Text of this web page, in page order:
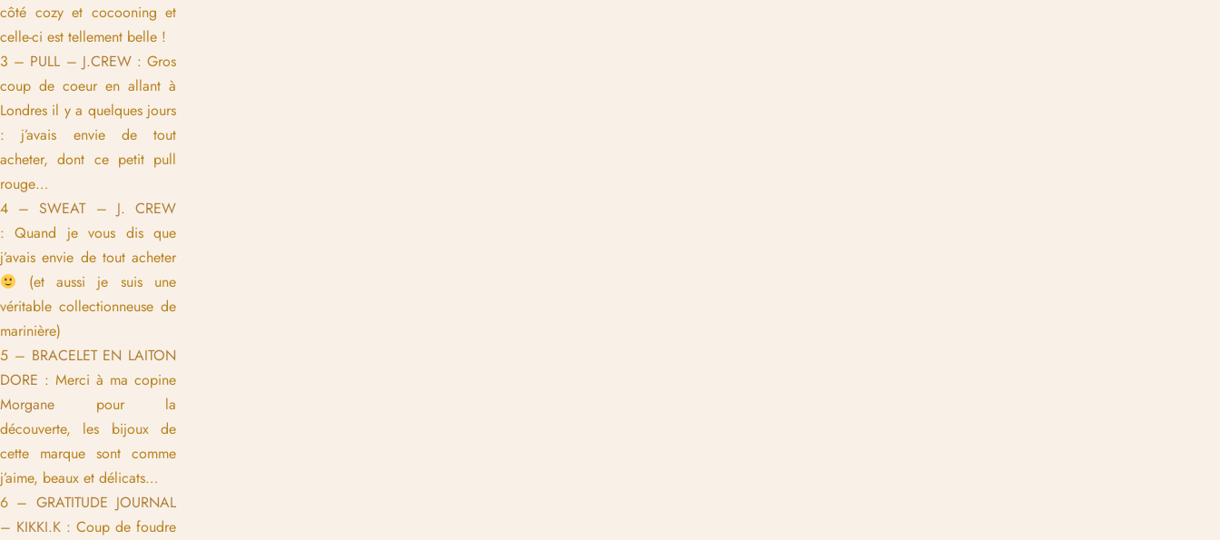
côté cozy et cocooning et
celle-ci est tellement belle !
3 – PULL – J.CREW: Gros
coup de coeur en allant à
Londres il y a quelques jours
: j’avais envie de tout
acheter, dont ce petit pull
rouge…
4 –SWEAT – J. CREW
: Quand je vous dis que
j’avais envie de tout acheter
(et aussi je suis une
véritable collectionneuse de
marinière)
5 – BRACELET EN LAITON
DORE : Merci à ma copine
Morgane pour la
découverte, les bijoux de
cette marque sont comme
j’aime, beaux et délicats…
6 – GRATITUDE JOURNAL
– KIKKI.K : Coup de foudre